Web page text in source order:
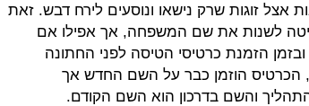
אצל זוגות שרק נישאו ונוסעים לירח דבש. זאת
לשנות את שם המשפחה, אך אפילו אם
הזמנת כרטיסי הטיסה לפני החתונה
הוזמן כבר על השם החדש אך
והשם בדרכון הוא השם הקודם.